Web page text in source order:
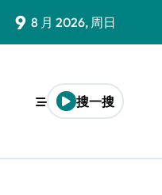
9 8 月 2026, 周日
搜一搜